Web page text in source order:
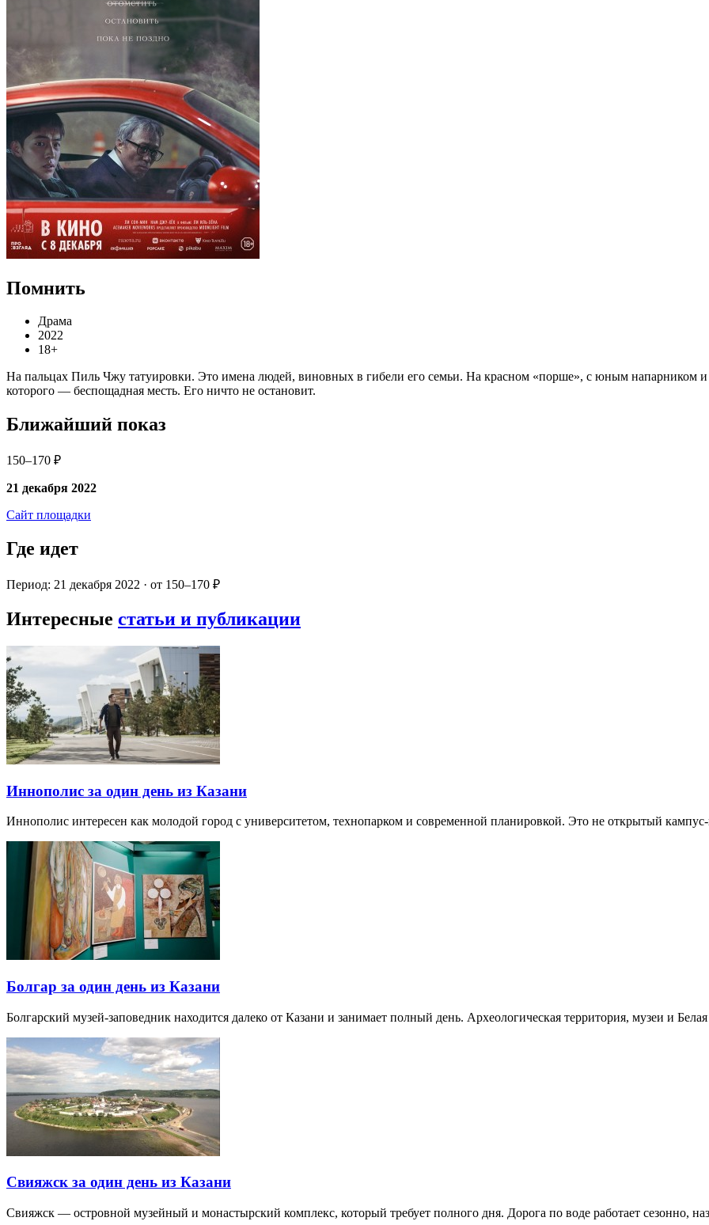
Помнить
Драма
2022
18+
На пальцах Пиль Чжу татуировки. Это имена людей, виновных в гибели его семьи. На красном «порше», с юным напарником и
которого — беспощадная месть. Его ничто не остановит.
Ближайший показ
150–170 ₽
21 декабря 2022
Сайт площадки
Где идет
Период: 21 декабря 2022 · от 150–170 ₽
Интересные статьи и публикации
Иннополис за один день из Казани
Иннополис интересен как молодой город с университетом, технопарком и современной планировкой. Это не открытый
Болгар за один день из Казани
Болгарский музей-заповедник находится далеко от Казани и занимает полный день. Археологическая территория, музеи и
Свияжск за один день из Казани
Свияжск — островной музейный и монастырский комплекс, который требует полного дня. Дорога по воде работает сезонно,